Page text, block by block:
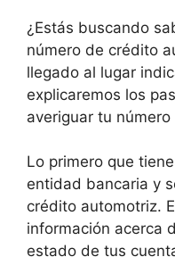
¿Estás buscando
número de crédito
llegado al lugar
explicaremos los
averiguar tu
Lo primero que
entidad bancaria y
crédito automotriz.
información acerca
estado de tus